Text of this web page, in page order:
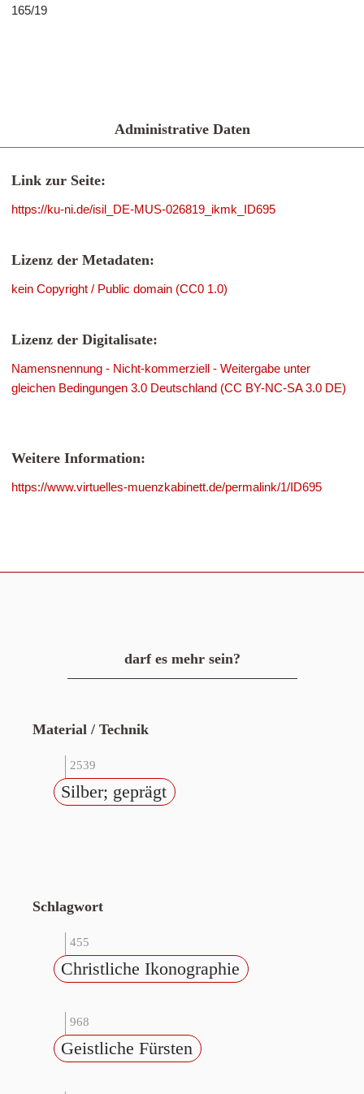
165/19
Administrative Daten
Link zur Seite:
https://ku-ni.de/isil_DE-MUS-026819_ikmk_ID695
Lizenz der Metadaten:
kein Copyright / Public domain (CC0 1.0)
Lizenz der Digitalisate:
Namensnennung - Nicht-kommerziell - Weitergabe unter
gleichen Bedingungen 3.0 Deutschland (CC BY-NC-SA 3.0 DE)
Weitere Information:
https://www.virtuelles-muenzkabinett.de/permalink/1/ID695
darf es mehr sein?
Material / Technik
2539
Silber; geprägt
Schlagwort
455
Christliche Ikonographie
968
Geistliche Fürsten